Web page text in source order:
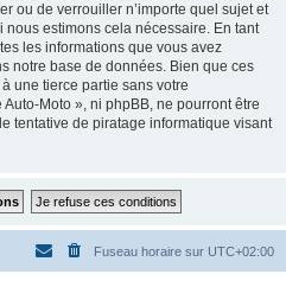
ou de verrouiller n’importe quel sujet et
nous estimons cela nécessaire. En tant
les informations que vous avez
notre base de données. Bien que ces
une tierce partie sans votre
Moto », ni phpBB, ne pourront être
tentative de piratage informatique visant
Fuseau horaire sur UTC+02:00